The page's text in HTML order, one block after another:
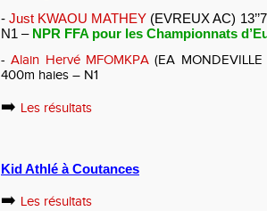
-Just KWAOU MATHEY (EVREUX AC)
N1 – NPR FFA pour les Championnats
-Alain Hervé MFOMKPA (EA MONDEVILLE
400m haies – N1
➡️ Les résultats
Kid Athlé à Coutances
➡️ Les résultats